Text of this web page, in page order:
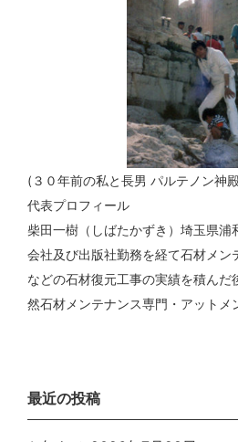
(３０年前の私と長男 パルテノン神
代表プロフィール
柴田一樹（しばたかずき）埼玉県浦
会社及び出版社勤務を経て石材メン
などの石材復元工事の実績を積んだ
然石材メンテナンス専門・アットメ
最近の投稿